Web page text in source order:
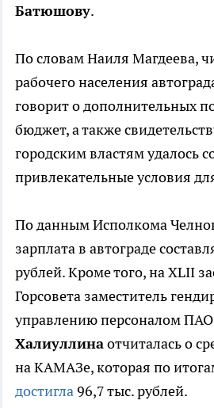
Батюшову.
По словам Наиля Магдеева,
рабочего населения
говорит о дополнительных
бюджет, а также
городским властям удалось
привлекательные условия
По данным Исполкома
зарплата в автограде
рублей. Кроме того, на XLII
Горсовета заместитель
управлению персоналом
Халиуллинаотчиталась о
на КАМАЗе, которая по
достигла96,7 тыс. рублей.